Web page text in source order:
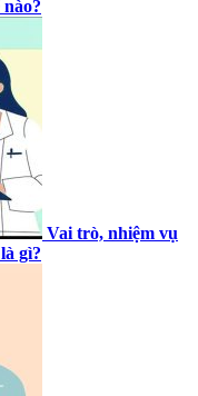
Vai trò, nhiệm vụ
gì?